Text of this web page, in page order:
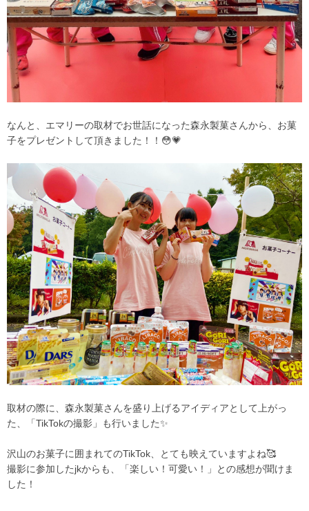
なんと、エマリーの取材でお世話になった森永製菓さんから、お菓
子をプレゼントして頂きました！！😳💗
取材の際に、森永製菓さんを盛り上げるアイディアとして上がっ
た、「TikTokの撮影」も行いました✨
沢山のお菓子に囲まれてのTikTok、とても映えていますよね🥰
撮影に参加したjkからも、「楽しい！可愛い！」との感想が聞けま
した！